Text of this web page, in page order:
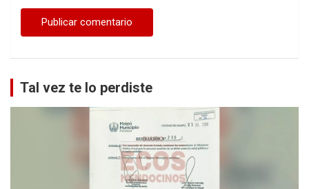
Tal vez te lo perdiste